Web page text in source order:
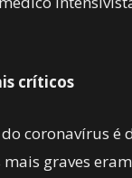
críticos
coronavírus é
graves